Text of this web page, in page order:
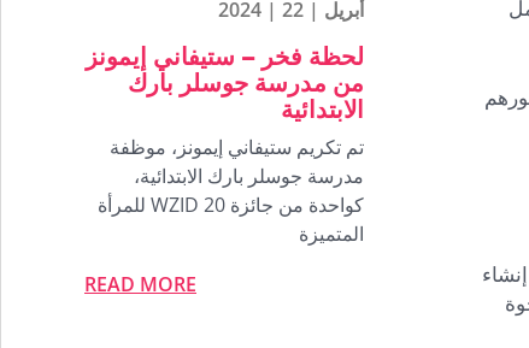
أبريل | 22 | 2024
لحظة فخر – ستيفاني إيمونز
من مدرسة جوسلر بارك
الابتدائية
تم تكريم ستيفاني إيمونز، موظفة
مدرسة جوسلر بارك الابتدائية،
كواحدة من جائزة WZID 20 للمرأة
المتميزة
READ MORE